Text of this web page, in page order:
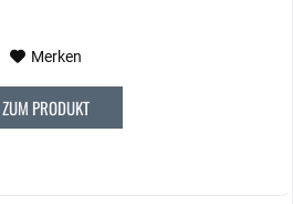
Merken
ZUM PRODUKT